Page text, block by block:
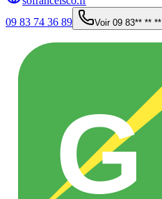
09 83 74 36 89
Voir 09 83** ** **
G